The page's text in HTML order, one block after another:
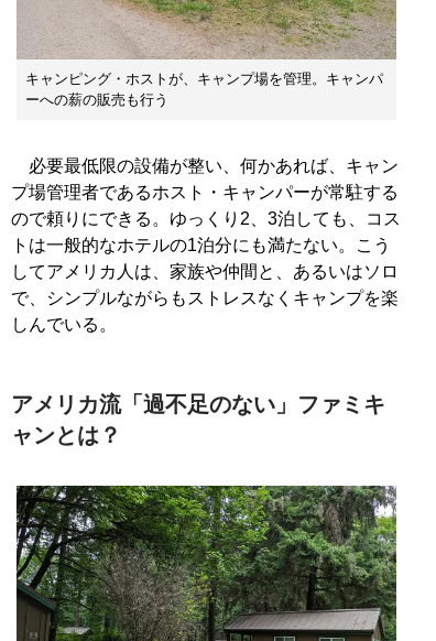
キャンピング・ホストが、キャンプ場を管理。キャンパ
ーへの薪の販売も行う
必要最低限の設備が整い、何かあれば、キャン
プ場管理者であるホスト・キャンパーが常駐する
ので頼りにできる。ゆっくり2、3泊しても、コス
トは一般的なホテルの1泊分にも満たない。こう
してアメリカ人は、家族や仲間と、あるいはソロ
で、シンプルながらもストレスなくキャンプを楽
しんでいる。
アメリカ流「過不足のない」ファミキ
ャンとは？